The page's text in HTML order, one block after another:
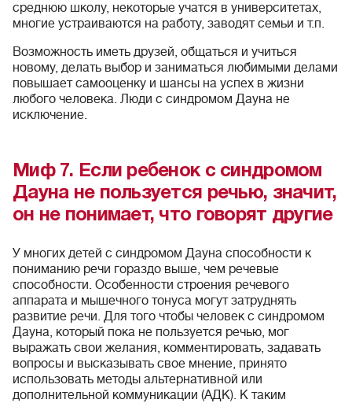
среднюю школу, некоторые учатся в университетах,
многие устраиваются на работу, заводят семьи и т.п.
Возможность иметь друзей, общаться и учиться
новому, делать выбор и заниматься любимыми делами
повышает самооценку и шансы на успех в жизни
любого человека. Люди с синдромом Дауна не
исключение.
Миф 7. Если ребенок с синдромом
Дауна не пользуется речью, значит,
он не понимает, что говорят другие
У многих детей с синдромом Дауна способности к
пониманию речи гораздо выше, чем речевые
способности. Особенности строения речевого
аппарата и мышечного тонуса могут затруднять
развитие речи. Для того чтобы человек с синдромом
Дауна, который пока не пользуется речью, мог
выражать свои желания, комментировать, задавать
вопросы и высказывать свое мнение, принято
использовать методы альтернативной или
дополнительной коммуникации (АДК). К таким